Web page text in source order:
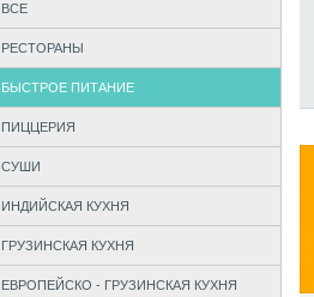
ВСЕ
РЕСТОРАНЫ
БЫСТРОЕ ПИТАНИЕ
ПИЦЦЕРИЯ
СУШИ
ИНДИЙСКАЯ КУХНЯ
ГРУЗИНСКАЯ КУХНЯ
ЕВРОПЕЙСКО - ГРУЗИНСКАЯ КУХНЯ